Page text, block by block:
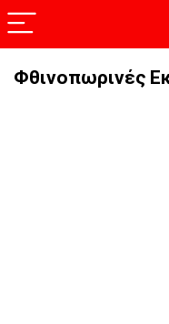
Φθινοπωρινές